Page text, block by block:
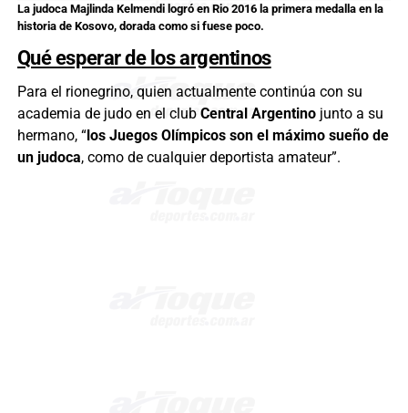
La judoca Majlinda Kelmendi logró en Rio 2016 la primera medalla en la
historia de Kosovo, dorada como si fuese poco.
Qué esperar de los argentinos
Para el rionegrino, quien actualmente continúa con su
academia de judo en el club Central Argentinojunto a su
hermano, “los Juegos Olímpicos son el máximo sueño de
un judoca, como de cualquier deportista amateur”.